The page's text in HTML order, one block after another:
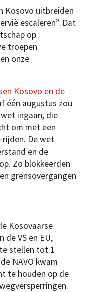
Kosovo uitbreiden
escaleren”. Dat
op
troepen
onze
Kosovo en de
één augustus zou
ingaan, die
om met een
De wet
en de
Zo blokkeerden
grensovergangen
Kosovaarse
de VS en EU,
stellen tot 1
NAVO kwam
te houden op de